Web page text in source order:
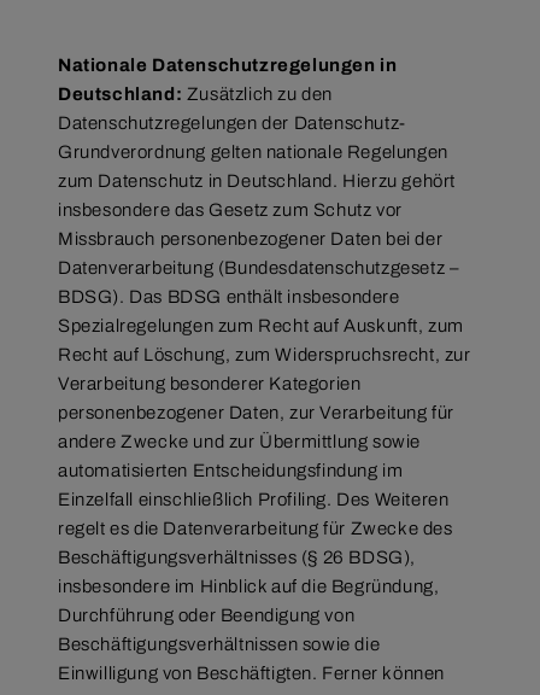
Nationale Datenschutzregelungen in
Deutschland: Zusätzlich zu den
Datenschutzregelungen der Datenschutz-
Grundverordnung gelten nationale Regelungen
zum Datenschutz in Deutschland. Hierzu gehört
insbesondere das Gesetz zum Schutz vor
Missbrauch personenbezogener Daten bei der
Datenverarbeitung (Bundesdatenschutzgesetz –
BDSG). Das BDSG enthält insbesondere
Spezialregelungen zum Recht auf Auskunft, zum
Recht auf Löschung, zum Widerspruchsrecht, zur
Verarbeitung besonderer Kategorien
personenbezogener Daten, zur Verarbeitung für
andere Zwecke und zur Übermittlung sowie
automatisierten Entscheidungsfindung im
Einzelfall einschließlich Profiling. Des Weiteren
regelt es die Datenverarbeitung für Zwecke des
Beschäftigungsverhältnisses (§ 26 BDSG),
insbesondere im Hinblick auf die Begründung,
Durchführung oder Beendigung von
Beschäftigungsverhältnissen sowie die
Einwilligung von Beschäftigten. Ferner können